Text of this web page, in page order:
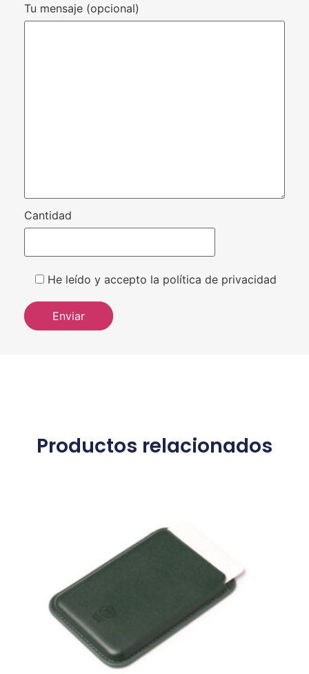
Tu mensaje (opcional)
Cantidad
He leído y accepto la política de privacidad
Productos relacionados